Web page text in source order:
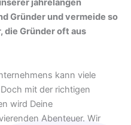
Gründer und vermeide so
die Gründer oft aus
kann viele
mit der richtigen
wird Deine
Abenteuer. Wir